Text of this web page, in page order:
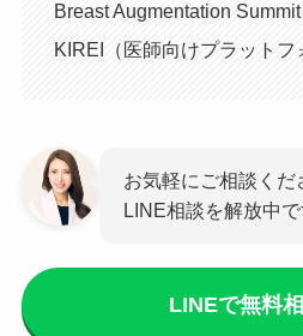
Breast Augmentation Summit
KIREI（医師向けプラットフ
お気軽にご相談くだ
LINE相談を解放中で
LINEで無料